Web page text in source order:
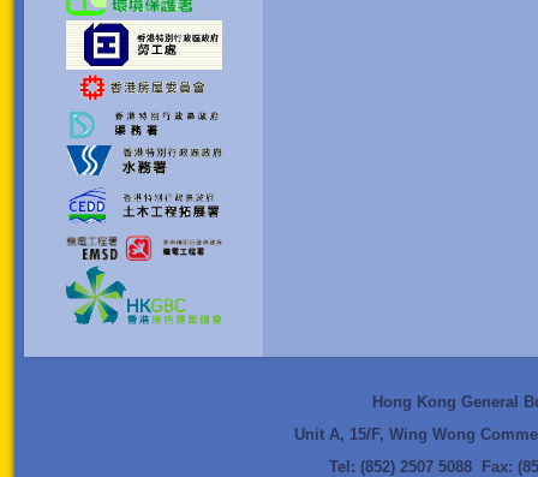
Hong Kong General
Unit A, 15/F, Wing Wong
Tel: (852) 2507 5088 Fax: